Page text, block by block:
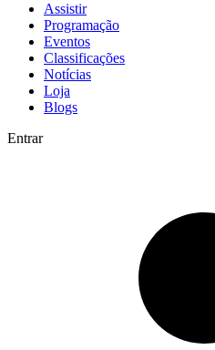
Assistir
Programação
Eventos
Classificações
Notícias
Loja
Blogs
Entrar